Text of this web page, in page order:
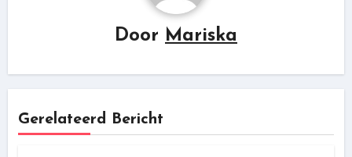
Door Mariska
Gerelateerd Bericht